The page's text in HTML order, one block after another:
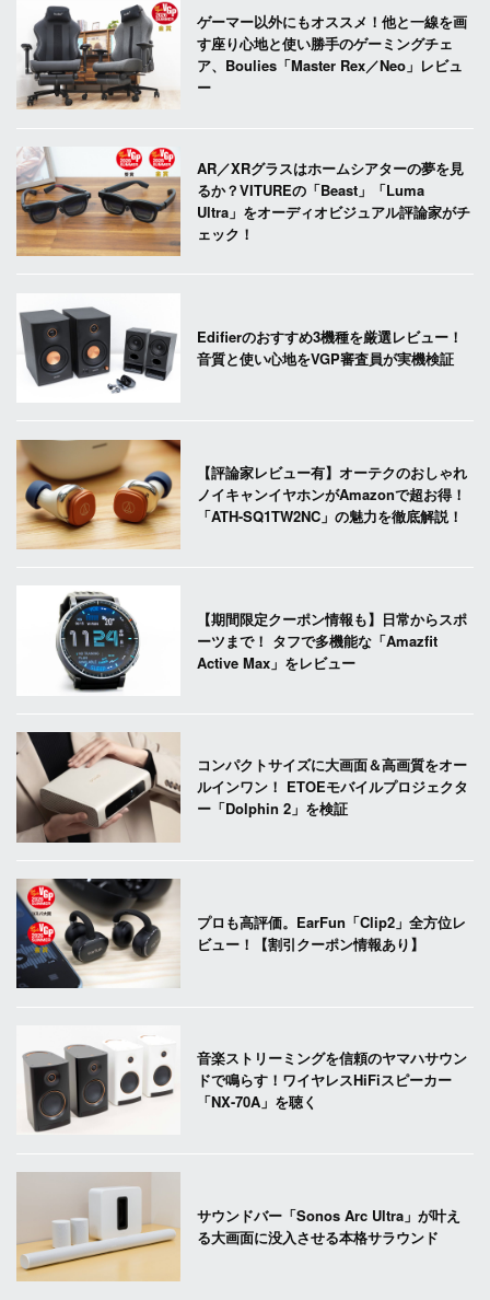
ゲーマー以外にもオススメ！他と一線を画
す座り心地と使い勝手のゲーミングチェ
ア、Boulies「Master Rex／Neo」レビュ
ー
AR／XRグラスはホームシアターの夢を見
るか？VITUREの「Beast」「Luma
Ultra」をオーディオビジュアル評論家がチ
ェック！
Edifierのおすすめ3機種を厳選レビュー！
音質と使い心地をVGP審査員が実機検証
【評論家レビュー有】オーテクのおしゃれ
ノイキャンイヤホンがAmazonで超お得！
「ATH-SQ1TW2NC」の魅力を徹底解説！
【期間限定クーポン情報も】日常からスポ
ーツまで！ タフで多機能な「Amazfit
Active Max」をレビュー
コンパクトサイズに大画面＆高画質をオー
ルインワン！ ETOEモバイルプロジェクタ
ー「Dolphin 2」を検証
プロも高評価。EarFun「Clip2」全方位レ
ビュー！【割引クーポン情報あり】
音楽ストリーミングを信頼のヤマハサウン
ドで鳴らす！ワイヤレスHiFiスピーカー
「NX-70A」を聴く
サウンドバー「Sonos Arc Ultra」が叶え
る大画面に没入させる本格サラウンド